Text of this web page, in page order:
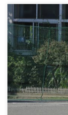
2023.09.10 1部
&n […]